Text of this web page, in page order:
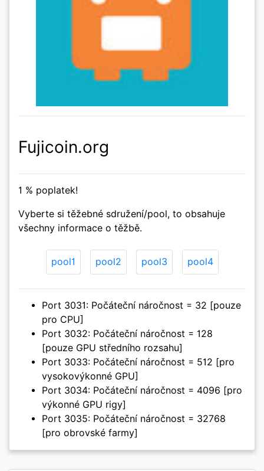
Fujicoin.org
1 % poplatek!
Vyberte si těžebné sdružení/pool, to obsahuje
všechny informace o těžbě.
pool1 pool2 pool3 pool4
Port 3031: Počáteční náročnost = 32 [pouze
pro CPU]
Port 3032: Počáteční náročnost = 128
[pouze GPU středního rozsahu]
Port 3033: Počáteční náročnost = 512 [pro
vysokovýkonné GPU]
Port 3034: Počáteční náročnost = 4096 [pro
výkonné GPU rigy]
Port 3035: Počáteční náročnost = 32768
[pro obrovské farmy]